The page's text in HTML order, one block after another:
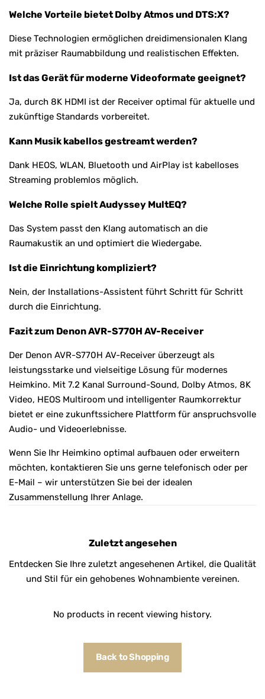
Welche Vorteile bietet Dolby Atmos und DTS:X?
Diese Technologien ermöglichen dreidimensionalen Klang
mit präziser Raumabbildung und realistischen Effekten.
Ist das Gerät für moderne Videoformate geeignet?
Ja, durch 8K HDMI ist der Receiver optimal für aktuelle und
zukünftige Standards vorbereitet.
Kann Musik kabellos gestreamt werden?
Dank HEOS, WLAN, Bluetooth und AirPlay ist kabelloses
Streaming problemlos möglich.
Welche Rolle spielt Audyssey MultEQ?
Das System passt den Klang automatisch an die
Raumakustik an und optimiert die Wiedergabe.
Ist die Einrichtung kompliziert?
Nein, der Installations-Assistent führt Schritt für Schritt
durch die Einrichtung.
Fazit zum Denon AVR-S770H AV-Receiver
Der Denon AVR-S770H AV-Receiver überzeugt als
leistungsstarke und vielseitige Lösung für modernes
Heimkino. Mit 7.2 Kanal Surround-Sound, Dolby Atmos, 8K
Video, HEOS Multiroom und intelligenter Raumkorrektur
bietet er eine zukunftssichere Plattform für anspruchsvolle
Audio- und Videoerlebnisse.
Wenn Sie Ihr Heimkino optimal aufbauen oder erweitern
möchten, kontaktieren Sie uns gerne telefonisch oder per
E-Mail – wir unterstützen Sie bei der idealen
Zusammenstellung Ihrer Anlage.
Zuletzt angesehen
Entdecken Sie Ihre zuletzt angesehenen Artikel, die Qualität
und Stil für ein gehobenes Wohnambiente vereinen.
No products in recent viewing history.
Back to Shopping